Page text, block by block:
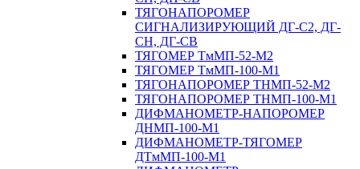
ТЯГОНАПОРОМЕР
СИГНАЛИЗИРУЮЩИЙ ДГ-С2, ДГ-
СН, ДГ-СВ
ТЯГОМЕР ТмМП-52-М2
ТЯГОМЕР ТмМП-100-М1
ТЯГОНАПОРОМЕР ТНМП-52-М2
ТЯГОНАПОРОМЕР ТНМП-100-М1
ДИФМАНОМЕТР-НАПОРОМЕР
ДНМП-100-М1
ДИФМАНОМЕТР-ТЯГОМЕР
ДТмМП-100-М1